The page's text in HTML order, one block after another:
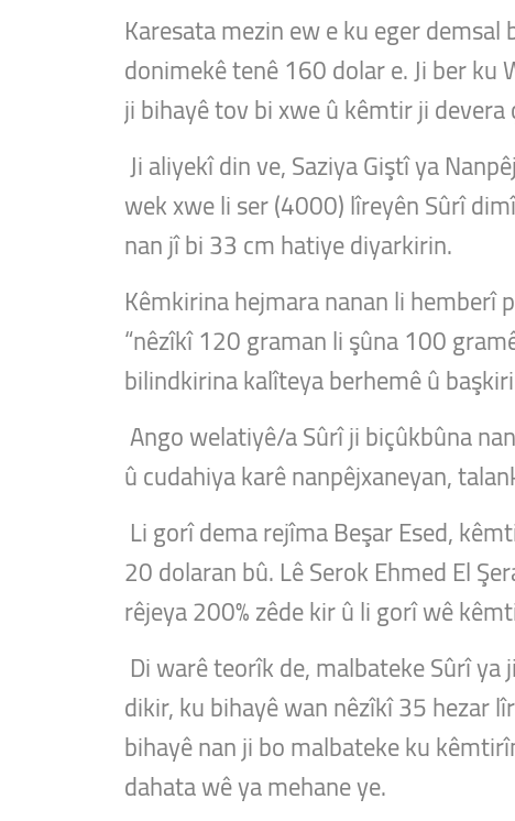
Karesata mezin ew e ku eger
donimekê tenê 160 dolar e. Ji ber
ji bihayê tov bi xwe û kêmtir ji devera
Ji aliyekî din ve, Saziya Giştî ya
wek xwe li ser (4000) lîreyên Sûrî
nan jî bi 33 cm hatiye diyarkirin.
Kêmkirina hejmara nanan li
“nêzîkî 120 graman li şûna 100
bilindkirina kalîteya berhemê û
Ango welatiyê/a Sûrî ji biçûkbûna
û cudahiya karê nanpêjxaneyan,
Li gorî dema rejîma Beşar Esed,
20 dolaran bû. Lê Serok Ehmed El
rêjeya 200% zêde kir û li gorî wê
Di warê teorîk de, malbateke Sûrî
dikir, ku bihayê wan nêzîkî 35 hezar
bihayê nan ji bo malbateke ku
dahata wê ya mehane ye.